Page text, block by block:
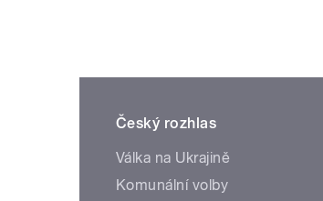
Český rozhlas
Válka na Ukrajině
Komunální volby